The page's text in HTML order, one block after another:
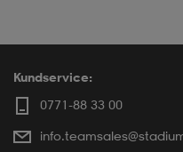
Kundservice:
0771-88 33 00